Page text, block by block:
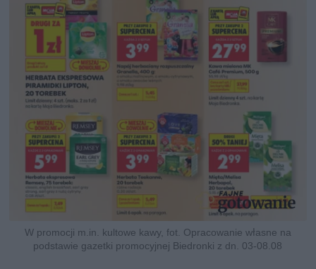
W promocji m.in. kultowe kawy, fot. Opracowanie własne na
podstawie gazetki promocyjnej Biedronki z dn. 03-08.08